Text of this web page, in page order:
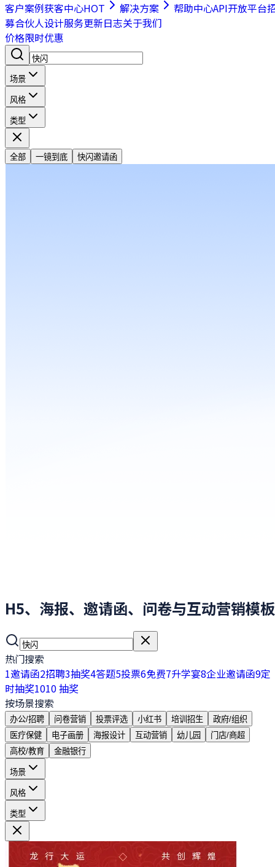
客户案例获客中心HOT 解决方案 帮助中心API开放平台
募合伙人设计服务更新日志关于我们
价格限时优惠
场景
风格
类型
全部 一镜到底 快闪邀请函
H5、海报、邀请函、问卷与互动营销模板
热门搜索
1邀请函2招聘3抽奖4答题5投票6免费7升学宴8企业邀请函9定
时抽奖1010 抽奖
按场景搜索
办公/招聘 问卷营销 投票评选 小红书 培训招生
政府/组织
医疗保健
电子画册 海报设计 互动营销 幼儿园
门店/商超
高校/教育
金融银行
场景
风格
类型